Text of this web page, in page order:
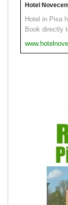
Hotel
Hotel in Pisa
Book directly